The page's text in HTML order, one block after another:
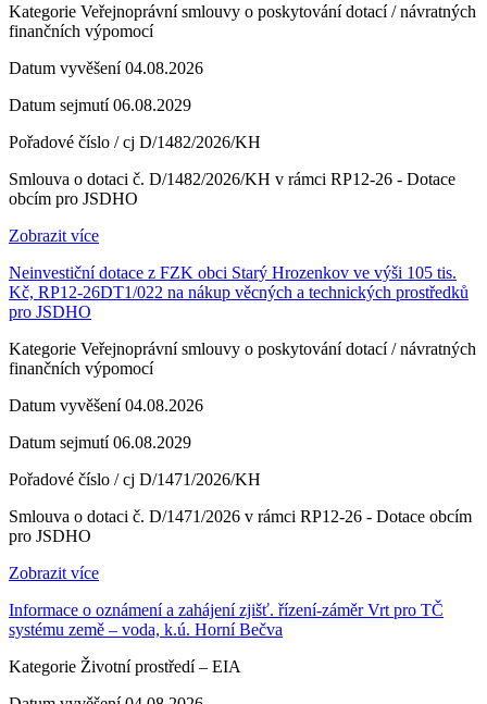
Kategorie Veřejnoprávní smlouvy o poskytování dotací / návratných
finančních výpomocí
Datum vyvěšení04.08.2026
Datum sejmutí06.08.2029
Pořadové číslo / cj D/1482/2026/KH
Smlouva o dotaci č. D/1482/2026/KH v rámci RP12-26 - Dotace
obcím pro JSDHO
Zobrazit více
Neinvestiční dotace z FZK obci Starý Hrozenkov ve výši 105 tis.
Kč, RP12-26DT1/022 na nákup věcných a technických prostředků
pro JSDHO
Kategorie Veřejnoprávní smlouvy o poskytování dotací / návratných
finančních výpomocí
Datum vyvěšení04.08.2026
Datum sejmutí06.08.2029
Pořadové číslo / cj D/1471/2026/KH
Smlouva o dotaci č. D/1471/2026 v rámci RP12-26 - Dotace obcím
pro JSDHO
Zobrazit více
Informace o oznámení a zahájení zjišť. řízení-záměr Vrt pro TČ
systému země – voda, k.ú. Horní Bečva
Kategorie Životní prostředí – EIA